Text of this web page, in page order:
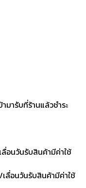
มารับที่ร้านแล้วชำระ
อนวันรับสินค้ามีค่าใช้
ลื่อนวันรับสินค้ามีค่าใช้